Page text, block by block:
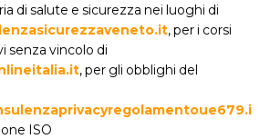
di salute e sicurezza nei luoghi di
, per i corsi
senza vincolo di
, per gli obblighi del
ISO